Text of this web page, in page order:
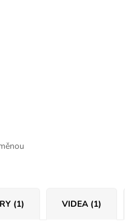
(1) VIDEA (1)